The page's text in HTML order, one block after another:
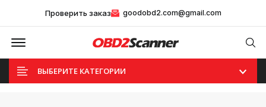
Проверить заказ goodobd2.com@gmail.com
Offcanvas Menu Open
ВЫБЕРИТЕ КАТЕГОРИИ